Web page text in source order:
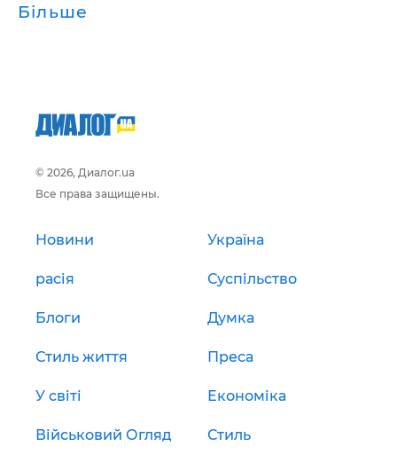
Більше
© 2026, Диалог.ua
Все права защищены.
Новини Україна
расія Суспільство
Блоги Думка
Стиль життя Преса
У світі Економіка
Військовий Огляд Стиль